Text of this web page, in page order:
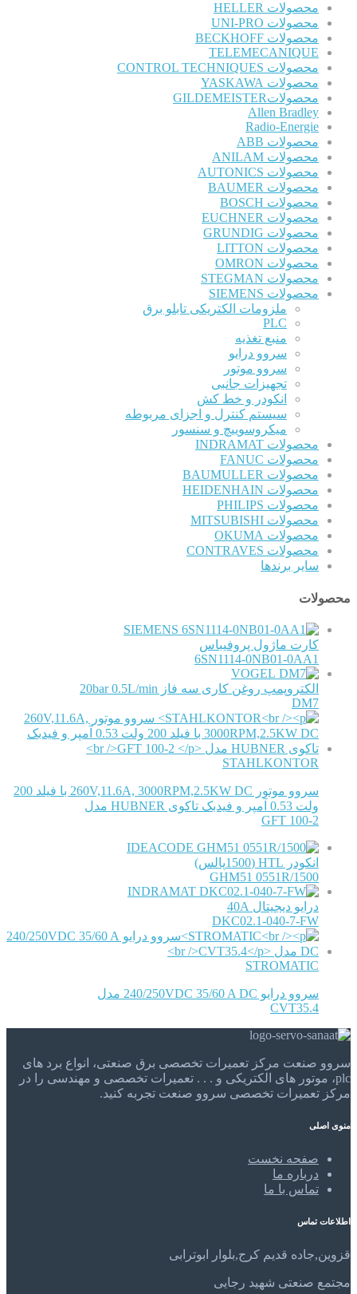
محصولات HELLER
محصولات UNI-PRO
محصولات BECKHOFF
TELEMECANIQUE
محصولات CONTROL TECHNIQUES
محصولات YASKAWA
محصولاتGILDEMEISTER
Allen Bradley
Radio-Energie
محصولات ABB
محصولات ANILAM
محصولات AUTONICS
محصولات BAUMER
محصولات BOSCH
محصولات EUCHNER
محصولات GRUNDIG
محصولات LITTON
محصولات OMRON
محصولات STEGMAN
محصولات SIEMENS
ملزومات الکتریکی تابلو برق
PLC
منبع تغذیه
سروو درایو
سروو موتور
تجهیزات جانبی
انکودر و خط کش
سیستم کنترل و اجزای مربوطه
میکروسوییچ و سنسور
محصولات INDRAMAT
محصولات FANUC
محصولات BAUMULLER
محصولات HEIDENHAIN
محصولات PHILIPS
محصولات MITSUBISHI
محصولات OKUMA
محصولات CONTRAVES
سایر برندها
محصولات
SIEMENS
کارت ماژول پروفیباس
6SN1114-0NB01-0AA1
VOGEL
الکتروپمپ روغن کاری سه فاز 20bar 0.5L/min
DM7
STAHLKONTOR
سروو موتور 260V,11.6A, 3000RPM,2.5KW DC با فیلد 200
ولت 0.53 آمپر و فیدبک تاکوی HUBNER مدل
GFT 100-2
IDEACODE
انکودر HTL (1500پالس)
GHM51 0551R/1500
INDRAMAT
درایو دیجیتال 40A
DKC02.1-040-7-FW
STROMATIC
سروو درایو 240/250VDC 35/60 A DC مدل
CVT35.4
سروو صنعت مرکز تعمیرات تخصصی برق صنعتی، انواع برد های
plc، موتور های الکتریکی و . . . تعمیرات تخصصی و مهندسی را در
مرکز تعمیرات تخصصی سروو صنعت تجربه کنید.
منوی اصلی
صفحه نخست
درباره ما
تماس با ما
اطلاعات تماس
قزوین,جاده قدیم کرج,بلوار ابوترابی
مجتمع صنعتی شهید رجایی